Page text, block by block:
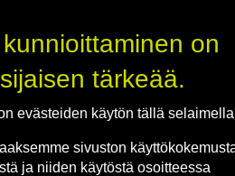
Jaa
Toimitusehdot
on
tärkeää.
evästeiden käytön tällä
sivuston
ja niiden käytöstä osoitteessa